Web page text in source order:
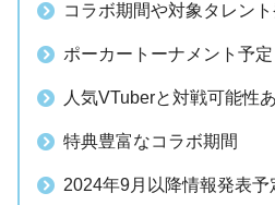
コラボ期間や対象タレン
ポーカートーナメント予定
人気VTuberと対戦可能性
特典豊富なコラボ期間
2024年9月以降情報発表予